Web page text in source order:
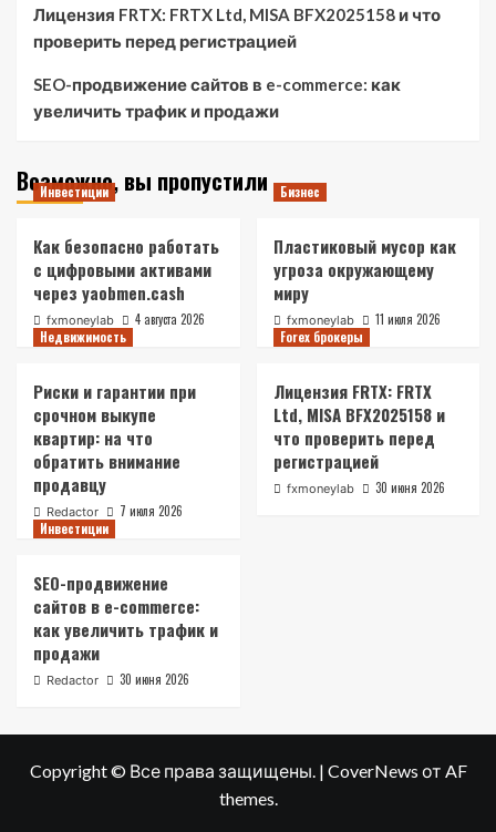
Лицензия FRTX: FRTX Ltd, MISA BFX2025158 и что
проверить перед регистрацией
SEO-продвижение сайтов в e-commerce: как
увеличить трафик и продажи
Возможно, вы пропустили
Инвестиции
Как безопасно работать
с цифровыми активами
через yaobmen.cash
fxmoneylab 4 августа 2026
Бизнес
Пластиковый мусор как
угроза окружающему
миру
fxmoneylab
11 июля 2026
Недвижимость
Риски и гарантии при
срочном выкупе
квартир: на что
обратить внимание
продавцу
Redactor 7 июля 2026
Forex брокеры
Лицензия FRTX: FRTX
Ltd, MISA BFX2025158 и
что проверить перед
регистрацией
fxmoneylab 30 июня 2026
Инвестиции
SEO-продвижение
сайтов в e-commerce:
как увеличить трафик и
продажи
Redactor 30 июня 2026
Copyright © Все права защищены. | CoverNews от AF
themes.